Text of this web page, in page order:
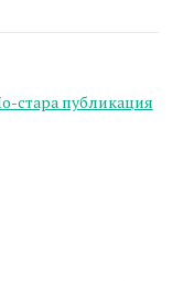
стара публикация